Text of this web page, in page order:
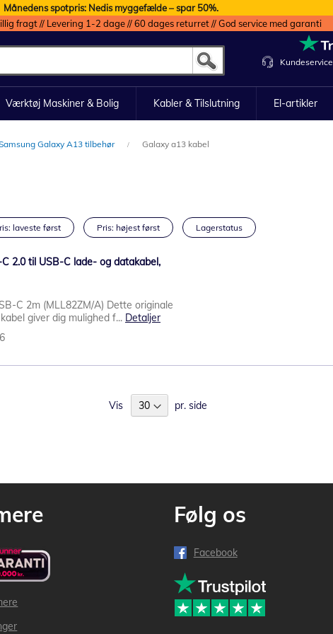
Månedens spotpris: Nedis myggefælde – spar 50%.
fragt // Levering 1-2 dage // 60 dages returret // God service med garanti
Kundeservice
Værktøj Maskiner & Bolig Kabler & Tilslutning El-artikler
Galaxy A13 tilbehør Galaxy a13 kabel
laveste først Pris: højest først Lagerstatus
2.0 til USB-C lade- og datakabel,
C 2m (MLL82ZM/A) Dette originale
giver dig mulighed f... Detaljer
Vis pr. side
Følg os
Facebook